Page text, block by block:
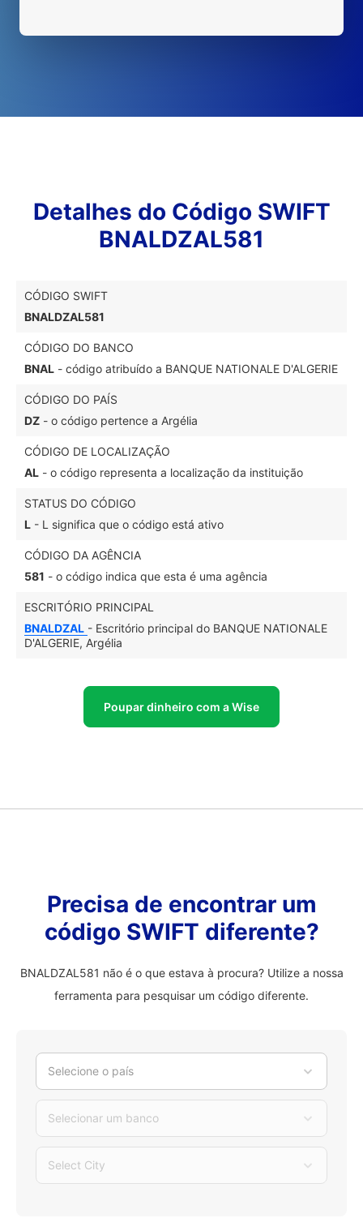
Detalhes do Código SWIFT
BNALDZAL581
CÓDIGO SWIFT
BNALDZAL581
CÓDIGO DO BANCO
BNAL - código atribuído a BANQUE NATIONALE D'ALGERIE
CÓDIGO DO PAÍS
DZ - o código pertence a Argélia
CÓDIGO DE LOCALIZAÇÃO
AL - o código representa a localização da instituição
STATUS DO CÓDIGO
L - L significa que o código está ativo
CÓDIGO DA AGÊNCIA
581 - o código indica que esta é uma agência
ESCRITÓRIO PRINCIPAL
BNALDZAL - Escritório principal do BANQUE NATIONALE
D'ALGERIE, Argélia
Poupar dinheiro com a Wise
Precisa de encontrar um
código SWIFT diferente?
BNALDZAL581 não é o que estava à procura? Utilize a nossa
ferramenta para pesquisar um código diferente.
Selecione o país
Selecionar um banco
Select City